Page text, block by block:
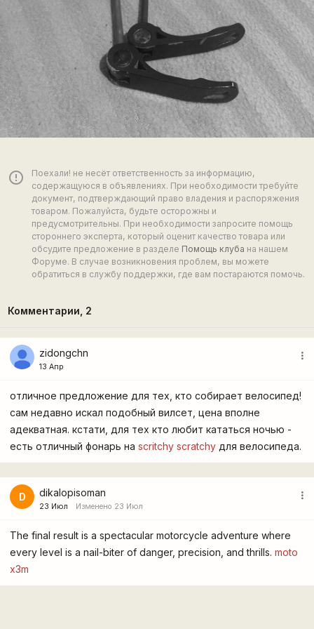
error_outline
Поехали! не несёт ответственность за информацию,
содержащуюся в объявлениях. При необходимости требуйте
документ, подтверждающий право владения и распоряжения
товаром. Пожалуйста, будьте осторожны и
предусмотрительны. При необходимости запросите помощь
стороннего эксперта, который оценит качество товара или
обсудите предложение в разделе Помощь клуба на нашем
Форуме. В случае возникновения проблем, вы можете
обратиться в службу поддержки, где вам постараются помочь.
Комментарии, 2
zidongchn
13 Апр
more_vert
отличное предложение для тех, кто собирает велосипед!
сам недавно искал подобный вилсет, цена вполне
адекватная. кстати, для тех кто любит кататься ночью -
есть отличный фонарь на scritchy scratchy для велосипеда.
D dikalopisoman
23 Июл Изменено 23 Июл
more_vert
The final result is a spectacular motorcycle adventure where
every level is a nail-biter of danger, precision, and thrills. moto
x3m